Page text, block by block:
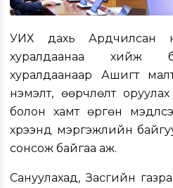
УИХ дахь Ардчилсан
хуралдаанаа хийж
хуралдаанаар Ашигт
нэмэлт, өөрчлөлт
болон хамт өргөн
хүрээнд мэргэжлийн
сонсож байгаа аж.
Сануулахад, Засгийн